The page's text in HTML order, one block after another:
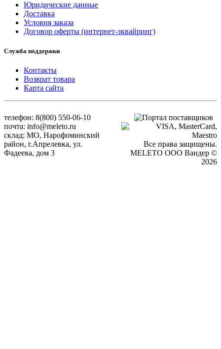
Юридические данные
Доставка
Условия заказа
Договор оферты (интернет-эквайринг)
Служба поддержки
Контакты
Возврат товара
Карта сайта
телефон: 8(800) 550-06-10
почта: info@meleto.ru
склад: МО, Нарофоминский
район, г.Апрелевка, ул.
Фадеева, дом 3
Все права защищены.
MELETO OOO Вандер ©
2026